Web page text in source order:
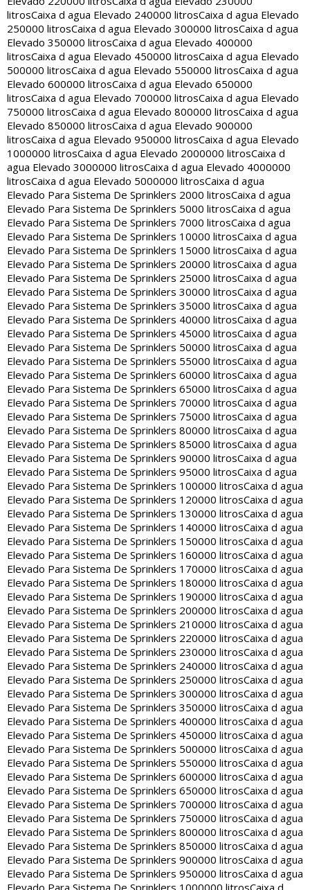
litrosCaixa d agua Elevado 240000 litrosCaixa d agua Elevado
250000 litrosCaixa d agua Elevado 300000 litrosCaixa d agua
Elevado 350000 litrosCaixa d agua Elevado 400000
litrosCaixa d agua Elevado 450000 litrosCaixa d agua Elevado
500000 litrosCaixa d agua Elevado 550000 litrosCaixa d agua
Elevado 600000 litrosCaixa d agua Elevado 650000
litrosCaixa d agua Elevado 700000 litrosCaixa d agua Elevado
750000 litrosCaixa d agua Elevado 800000 litrosCaixa d agua
Elevado 850000 litrosCaixa d agua Elevado 900000
litrosCaixa d agua Elevado 950000 litrosCaixa d agua Elevado
1000000 litrosCaixa d agua Elevado 2000000 litrosCaixa d
agua Elevado 3000000 litrosCaixa d agua Elevado 4000000
litrosCaixa d agua Elevado 5000000 litrosCaixa d agua
Elevado Para Sistema De Sprinklers 2000 litrosCaixa d agua
Elevado Para Sistema De Sprinklers 5000 litrosCaixa d agua
Elevado Para Sistema De Sprinklers 7000 litrosCaixa d agua
Elevado Para Sistema De Sprinklers 10000 litrosCaixa d agua
Elevado Para Sistema De Sprinklers 15000 litrosCaixa d agua
Elevado Para Sistema De Sprinklers 20000 litrosCaixa d agua
Elevado Para Sistema De Sprinklers 25000 litrosCaixa d agua
Elevado Para Sistema De Sprinklers 30000 litrosCaixa d agua
Elevado Para Sistema De Sprinklers 35000 litrosCaixa d agua
Elevado Para Sistema De Sprinklers 40000 litrosCaixa d agua
Elevado Para Sistema De Sprinklers 45000 litrosCaixa d agua
Elevado Para Sistema De Sprinklers 50000 litrosCaixa d agua
Elevado Para Sistema De Sprinklers 55000 litrosCaixa d agua
Elevado Para Sistema De Sprinklers 60000 litrosCaixa d agua
Elevado Para Sistema De Sprinklers 65000 litrosCaixa d agua
Elevado Para Sistema De Sprinklers 70000 litrosCaixa d agua
Elevado Para Sistema De Sprinklers 75000 litrosCaixa d agua
Elevado Para Sistema De Sprinklers 80000 litrosCaixa d agua
Elevado Para Sistema De Sprinklers 85000 litrosCaixa d agua
Elevado Para Sistema De Sprinklers 90000 litrosCaixa d agua
Elevado Para Sistema De Sprinklers 95000 litrosCaixa d agua
Elevado Para Sistema De Sprinklers 100000 litrosCaixa d agua
Elevado Para Sistema De Sprinklers 120000 litrosCaixa d agua
Elevado Para Sistema De Sprinklers 130000 litrosCaixa d agua
Elevado Para Sistema De Sprinklers 140000 litrosCaixa d agua
Elevado Para Sistema De Sprinklers 150000 litrosCaixa d agua
Elevado Para Sistema De Sprinklers 160000 litrosCaixa d agua
Elevado Para Sistema De Sprinklers 170000 litrosCaixa d agua
Elevado Para Sistema De Sprinklers 180000 litrosCaixa d agua
Elevado Para Sistema De Sprinklers 190000 litrosCaixa d agua
Elevado Para Sistema De Sprinklers 200000 litrosCaixa d agua
Elevado Para Sistema De Sprinklers 210000 litrosCaixa d agua
Elevado Para Sistema De Sprinklers 220000 litrosCaixa d agua
Elevado Para Sistema De Sprinklers 230000 litrosCaixa d agua
Elevado Para Sistema De Sprinklers 240000 litrosCaixa d agua
Elevado Para Sistema De Sprinklers 250000 litrosCaixa d agua
Elevado Para Sistema De Sprinklers 300000 litrosCaixa d agua
Elevado Para Sistema De Sprinklers 350000 litrosCaixa d agua
Elevado Para Sistema De Sprinklers 400000 litrosCaixa d agua
Elevado Para Sistema De Sprinklers 450000 litrosCaixa d agua
Elevado Para Sistema De Sprinklers 500000 litrosCaixa d agua
Elevado Para Sistema De Sprinklers 550000 litrosCaixa d agua
Elevado Para Sistema De Sprinklers 600000 litrosCaixa d agua
Elevado Para Sistema De Sprinklers 650000 litrosCaixa d agua
Elevado Para Sistema De Sprinklers 700000 litrosCaixa d agua
Elevado Para Sistema De Sprinklers 750000 litrosCaixa d agua
Elevado Para Sistema De Sprinklers 800000 litrosCaixa d agua
Elevado Para Sistema De Sprinklers 850000 litrosCaixa d agua
Elevado Para Sistema De Sprinklers 900000 litrosCaixa d agua
Elevado Para Sistema De Sprinklers 950000 litrosCaixa d agua